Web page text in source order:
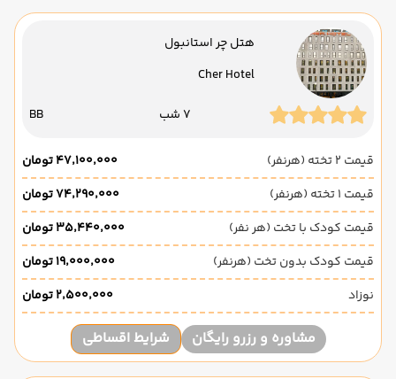
هتل چر استانبول
Cher Hotel
7 شب BB
قیمت 2 تخته (هرنفر)
۴۷٬۱۰۰٬۰۰۰ تومان
قیمت 1 تخته (هرنفر)
۷۴٬۲۹۰٬۰۰۰ تومان
قیمت کودک با تخت (هر نفر)
۳۵٬۴۴۰٬۰۰۰ تومان
قیمت کودک بدون تخت (هرنفر)
۱۹٬۰۰۰٬۰۰۰ تومان
نوزاد
۲٬۵۰۰٬۰۰۰ تومان
مشاوره و رزرو رایگان شرایط اقساطی